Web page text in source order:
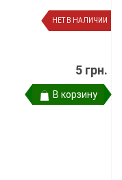
НЕТ В НАЛИЧИИ
5 грн.
В корзину